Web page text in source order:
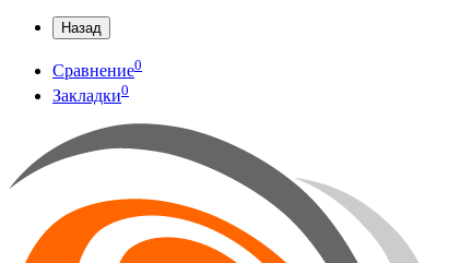
Назад
Сравнение0
Закладки0